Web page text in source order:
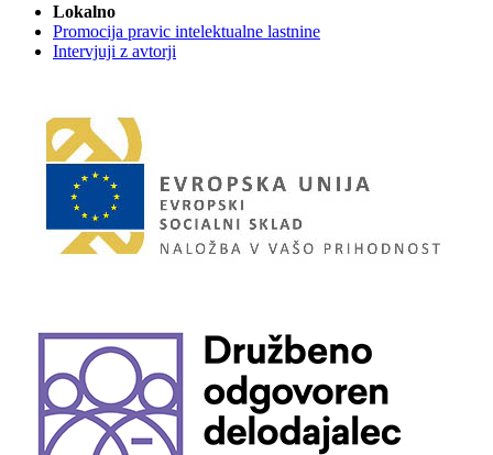
Lokalno
Promocija pravic intelektualne lastnine
Intervjuji z avtorji